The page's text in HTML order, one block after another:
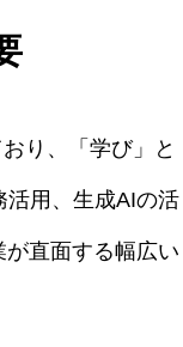
り、「学び」と
活用、生成AIの活
直面する幅広い